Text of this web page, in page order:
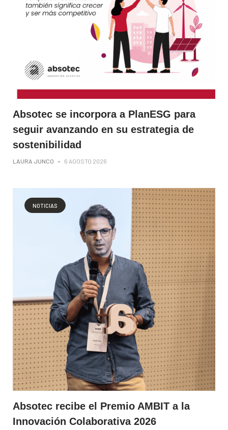
Absotec se incorpora a PlanESG para
seguir avanzando en su estrategia de
sostenibilidad
LAURA JUNCO - 6 AGOSTO 2026
NOTICIAS
Absotec recibe el Premio AMBIT a la
Innovación Colaborativa 2026